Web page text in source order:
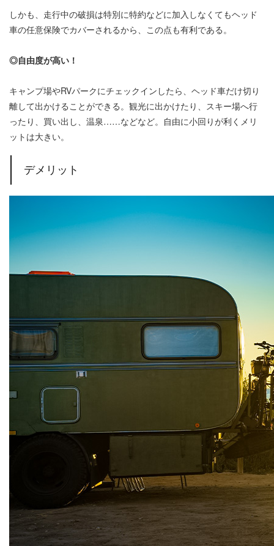
しかも、走行中の破損は特別に特約などに加入しなくてもヘッド
車の任意保険でカバーされるから、この点も有利である。
◎自由度が高い！
キャンプ場やRVパークにチェックインしたら、ヘッド車だけ切り
離して出かけることができる。観光に出かけたり、スキー場へ行
ったり、買い出し、温泉……などなど。自由に小回りが利くメリ
ットは大きい。
デメリット